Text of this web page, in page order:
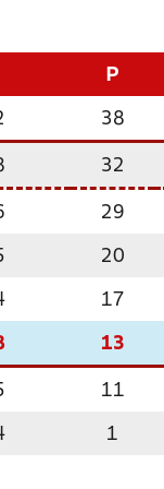
P
38
32
29
20
17
13
11
1